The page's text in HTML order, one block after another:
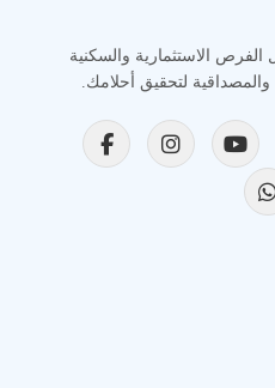
الاستثمارية والسكنية
لتحقيق أحلامك.